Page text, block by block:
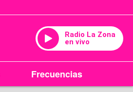
Radio La Zona
en vivo
Frecuencias